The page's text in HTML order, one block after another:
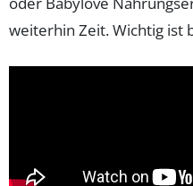
weiterhin Zeit. Wichtig ist